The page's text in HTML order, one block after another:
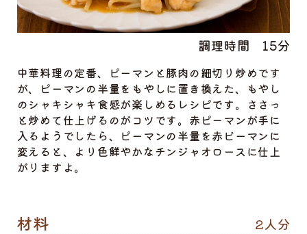
調理時間15分
中華料理の定番、ピーマンと豚肉の細切り炒めです
が、ピーマンの半量をもやしに置き換えた、もやし
のシャキシャキ食感が楽しめるレシピです。ささっ
と炒めて仕上げるのがコツです。赤ピーマンが手に
入るようでしたら、ピーマンの半量を赤ビーマンに
変えると、より色鮮やかなチンジャオロースに仕上
がりますよ。
2人分